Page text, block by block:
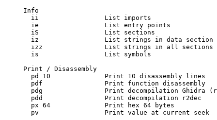
Info
  ii                 List imports
  ie                 List entry points
  iS                 List sections
  iz                 List strings in data section
  izz                List strings in all sections
  is                 List symbols
Print / Disassembly
  pd 10              Print 10 disassembly lines
  pdf                Print function disassembly
pdg                Print decompilation Ghidra
  pdd                Print decompilation r2dec
  px 64              Print hex 64 bytes
  pv                 Print value at current seek